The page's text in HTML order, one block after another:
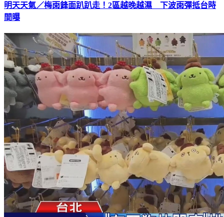
明天天氣／梅雨鋒面趴趴走！2區越晚越濕 下波雨彈抵台時
間曝